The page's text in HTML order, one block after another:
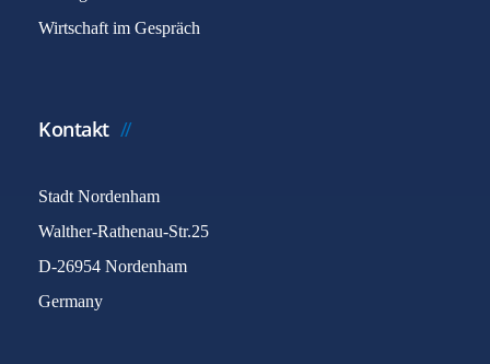
Wirtschaft im Gespräch
Kontakt
Stadt Nordenham
Walther-Rathenau-Str.25
D-26954 Nordenham
Germany